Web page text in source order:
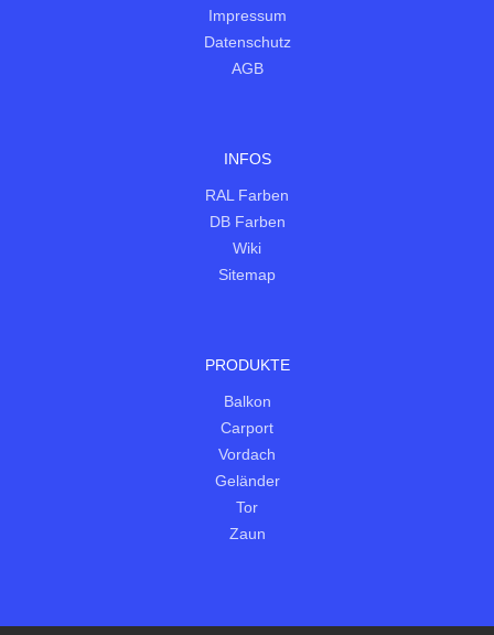
Impressum
Datenschutz
AGB
INFOS
RAL Farben
DB Farben
Wiki
Sitemap
PRODUKTE
Balkon
Carport
Vordach
Geländer
Tor
Zaun